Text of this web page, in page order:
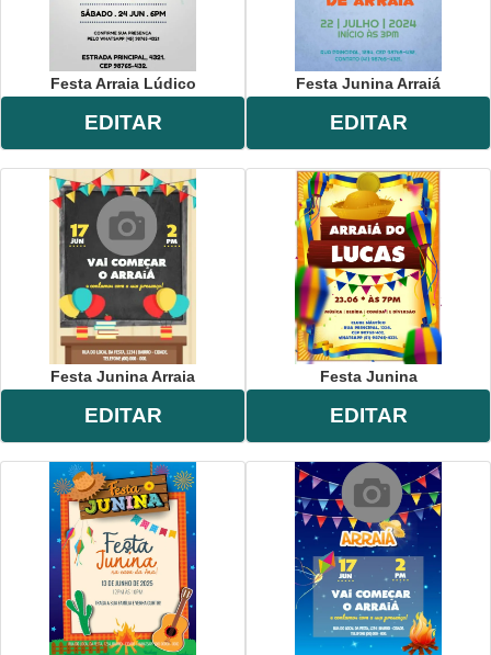
Festa Arraia Lúdico
EDITAR
Festa Junina Arraiá
EDITAR
Festa Junina Arraia
EDITAR
Festa Junina
EDITAR